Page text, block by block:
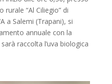
“Al Ciliegio” di
a Salemi (Trapani), si
annuale con la
raccolta l’uva biologica